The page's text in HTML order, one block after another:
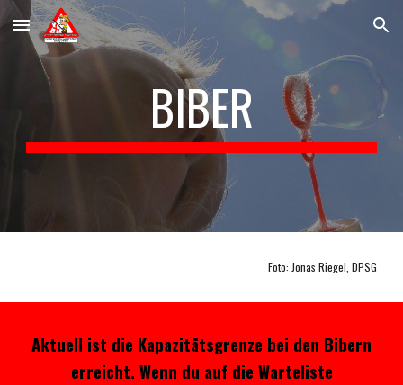
Skip to main content Skip to navigation
BIBER
Foto: Jonas Riegel, DPSG
Aktuell ist die Kapazitätsgrenze bei den Bibern
erreicht. Wenn du auf die Warteliste